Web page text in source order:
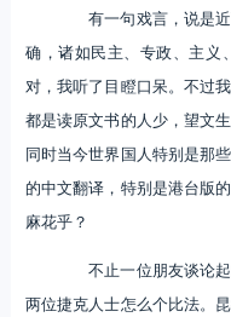
有一句戏言，说是近
确，诸如民主、专政、主义
对，我听了目瞪口呆。不过
都是读原文书的人少，望文
同时当今世界国人特别是那
的中文翻译，特别是港台版
麻花乎？
不止一位朋友谈论起
两位捷克人士怎么个比法。